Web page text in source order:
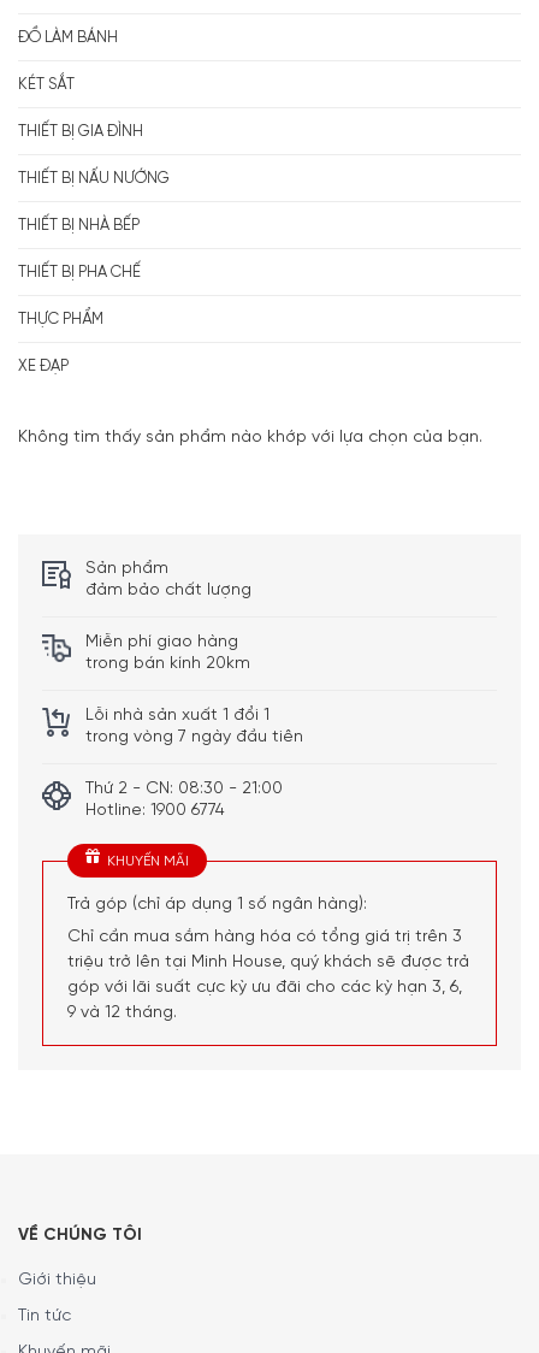
ĐỒ LÀM BÁNH
KÉT SẮT
THIẾT BỊ GIA ĐÌNH
THIẾT BỊ NẤU NƯỚNG
THIẾT BỊ NHÀ BẾP
THIẾT BỊ PHA CHẾ
THỰC PHẨM
XE ĐẠP
Không tìm thấy sản phẩm nào khớp với lựa chọn của bạn.
Sản phẩm
đảm bảo chất lượng
Miễn phí giao hàng
trong bán kính 20km
Lỗi nhà sản xuất 1 đổi 1
trong vòng 7 ngày đầu tiên
Thứ 2 - CN: 08:30 - 21:00
Hotline: 1900 6774
KHUYẾN MÃI
Trả góp (chỉ áp dụng 1 số ngân hàng):
Chỉ cần mua sắm hàng hóa có tổng giá trị trên 3
triệu trở lên tại Minh House, quý khách sẽ được trả
góp với lãi suất cực kỳ ưu đãi cho các kỳ hạn 3, 6,
9 và 12 tháng.
VỀ CHÚNG TÔI
Giới thiệu
Tin tức